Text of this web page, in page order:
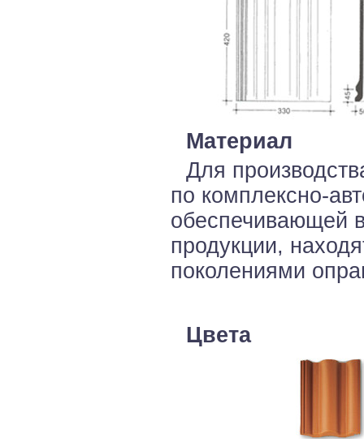
Материал
Для
по комплексно-
обеспечивающей
продукции,
поколениями
Цвета